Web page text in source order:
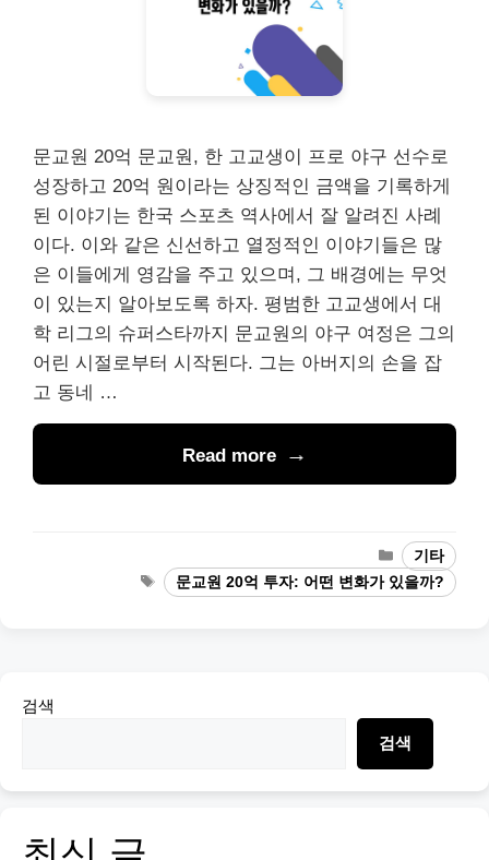
문교원 20억 문교원, 한 고교생이 프로 야구 선수로
성장하고 20억 원이라는 상징적인 금액을 기록하게
된 이야기는 한국 스포츠 역사에서 잘 알려진 사례
이다. 이와 같은 신선하고 열정적인 이야기들은 많
은 이들에게 영감을 주고 있으며, 그 배경에는 무엇
이 있는지 알아보도록 하자. 평범한 고교생에서 대
학 리그의 슈퍼스타까지 문교원의 야구 여정은 그의
어린 시절로부터 시작된다. 그는 아버지의 손을 잡
고 동네 …
Read more
Categories
기타
Tags문교원 20억 투자: 어떤 변화가 있을까?
검색
검색